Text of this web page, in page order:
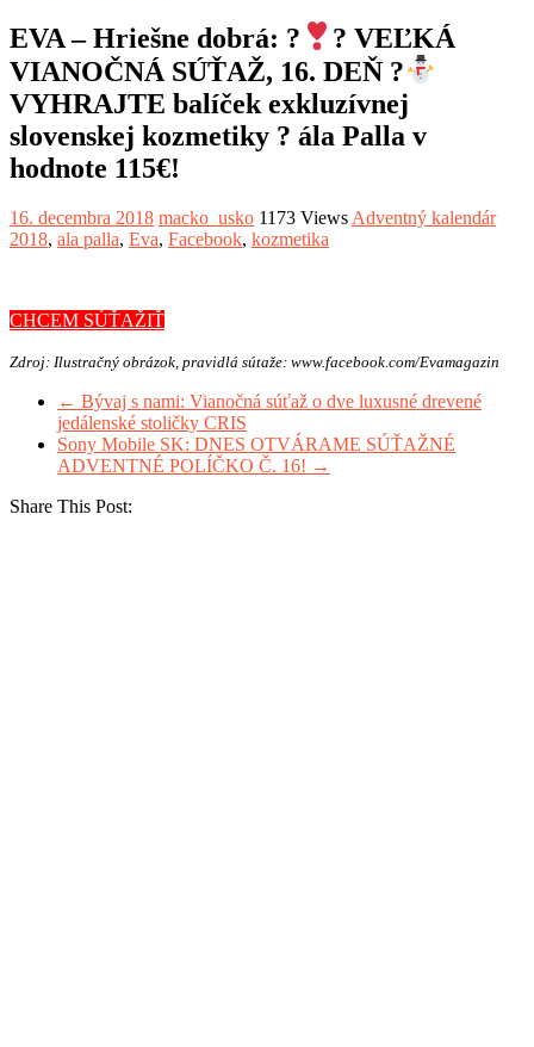
EVA – Hriešne dobrá: ?
? VEĽKÁ
VIANOČNÁ SÚŤAŽ, 16. DEŇ ?
VYHRAJTE balíček exkluzívnej
slovenskej kozmetiky ? ála Palla v
hodnote 115€!
16. decembra 2018 macko_usko 1173 ViewsAdventný kalendár
2018, ala palla, Eva, Facebook, kozmetika
CHCEM SÚŤAŽIŤ
Zdroj: Ilustračný obrázok, pravidlá sútaže: www.facebook.com/Evamagazin
← Bývaj s nami: Vianočná súťaž o dve luxusné drevené
jedálenské stoličky CRIS
Sony Mobile SK: DNES OTVÁRAME SÚŤAŽNÉ
ADVENTNÉ POLÍČKO Č. 16! →
Share This Post: